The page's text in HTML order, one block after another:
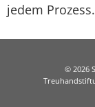
jedem Prozess.
© 2026